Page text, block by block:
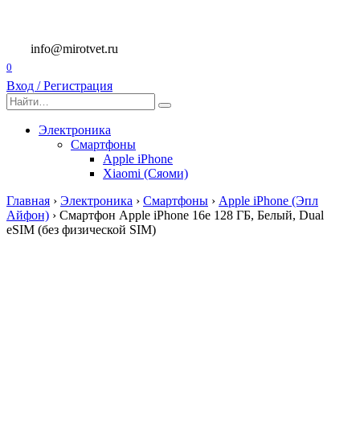
содержанию
info@mirotvet.ru
0
Вход / Регистрация
Search
for:
Электроника
Смартфоны
Apple iPhone
Xiaomi (Сяоми)
Главная › Электроника › Смартфоны › Apple iPhone (Эпл
Айфон) › Смартфон Apple iPhone 16e 128 ГБ, Белый, Dual
eSIM (без физической SIM)